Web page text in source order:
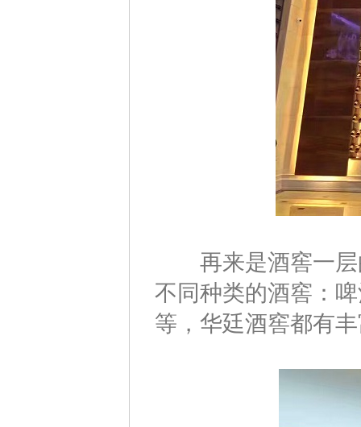
再来是酒窖一层
不同种类的酒窖：
等，华廷酒窖都有